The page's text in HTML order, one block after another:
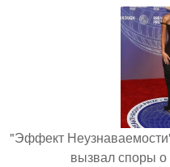
"Эффект
вызвал споры о